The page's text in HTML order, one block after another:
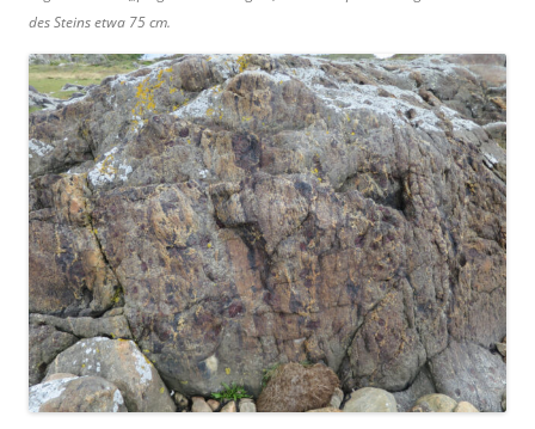
des Steins etwa 75 cm.